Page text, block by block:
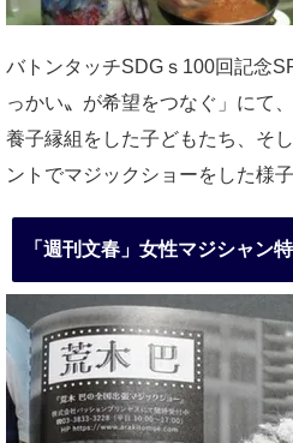
バトンタッチSDGｓ100回記念
っかい〟が希望をつなぐ」にて
養子縁組をした子どもたち、そ
ントでマジックショーをした様
「週刊文春」女性マジシャン